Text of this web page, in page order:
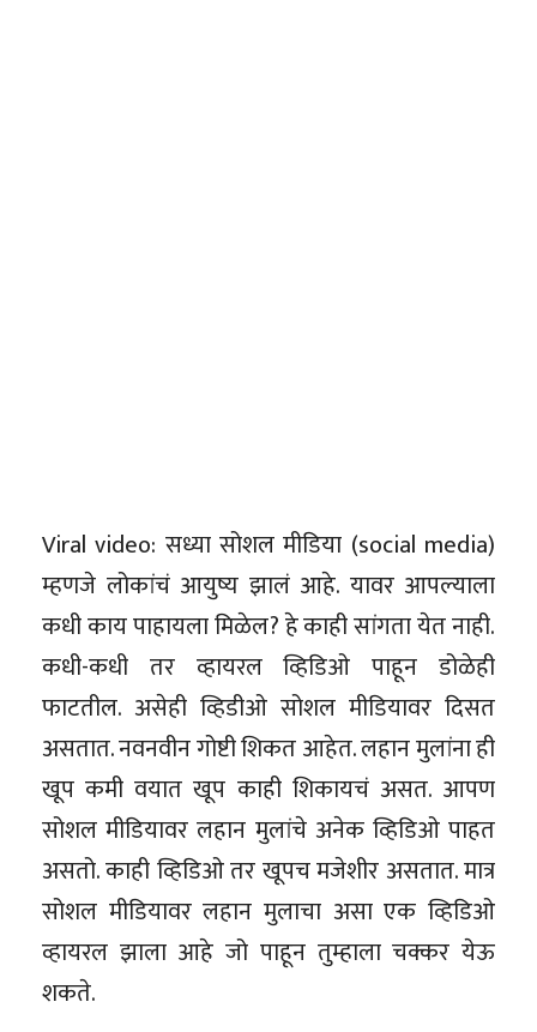
Viral video: सध्या सोशल मीडिया (social media)
म्हणजे लोकांचं आयुष्य झालं आहे. यावर आपल्याला
कधी काय पाहायला मिळेल? हे काही सांगता येत नाही.
कधी-कधी तर व्हायरल व्हिडिओ पाहून डोळेही
फाटतील. असेही व्हिडीओ सोशल मीडियावर दिसत
असतात. नवनवीन गोष्टी शिकत आहेत. लहान मुलांना ही
खूप कमी वयात खूप काही शिकायचं असत. आपण
सोशल मीडियावर लहान मुलांचे अनेक व्हिडिओ पाहत
असतो. काही व्हिडिओ तर खूपच मजेशीर असतात. मात्र
सोशल मीडियावर लहान मुलाचा असा एक व्हिडिओ
व्हायरल झाला आहे जो पाहून तुम्हाला चक्कर येऊ
शकते.